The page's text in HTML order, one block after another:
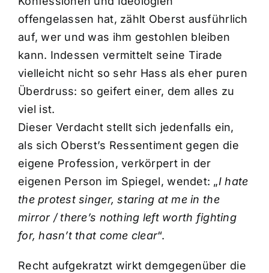
offengelassen hat, zählt Oberst ausführlich
auf, wer und was ihm gestohlen bleiben
kann. Indessen vermittelt seine Tirade
vielleicht nicht so sehr Hass als eher puren
Überdruss: so geifert einer, dem alles zu
viel ist.
Dieser Verdacht stellt sich jedenfalls ein,
als sich Oberst’s Ressentiment gegen die
eigene Profession, verkörpert in der
eigenen Person im Spiegel, wendet: „I hate
the protest singer, staring at me in the
mirror / there’s nothing left worth fighting
for, hasn’t that come clear“.
Recht aufgekratzt wirkt demgegenüber die